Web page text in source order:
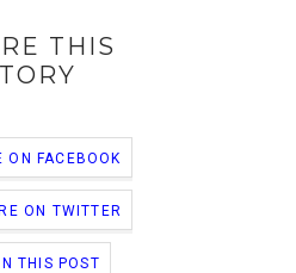
THIS
ON FACEBOOK
ON TWITTER
THIS POST